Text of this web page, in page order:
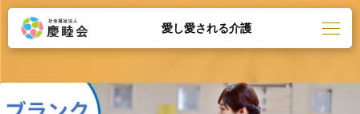
愛し愛される介護